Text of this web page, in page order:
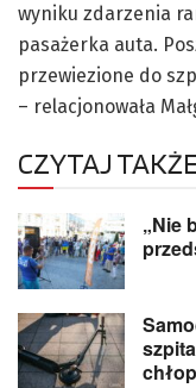
wyniku zdarzenia
pasażerka auta.
przewiezione do
– relacjonowała
CZYTAJ
„Nie